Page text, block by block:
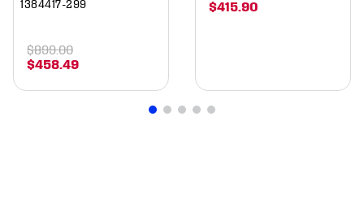
1384417-299
$458.49
$899.00
$415.90